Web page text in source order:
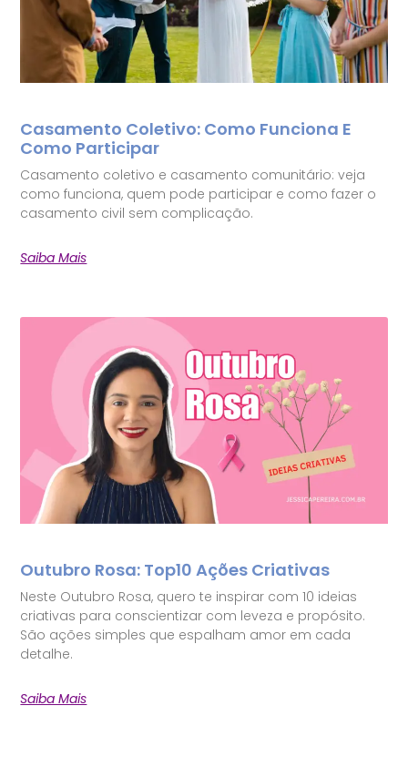
Casamento Coletivo: Como Funciona E
Como Participar
Casamento coletivo e casamento comunitário: veja
como funciona, quem pode participar e como fazer o
casamento civil sem complicação.
Saiba Mais
Outubro Rosa: Top10 Ações Criativas
Neste Outubro Rosa, quero te inspirar com 10 ideias
criativas para conscientizar com leveza e propósito.
São ações simples que espalham amor em cada
detalhe.
Saiba Mais